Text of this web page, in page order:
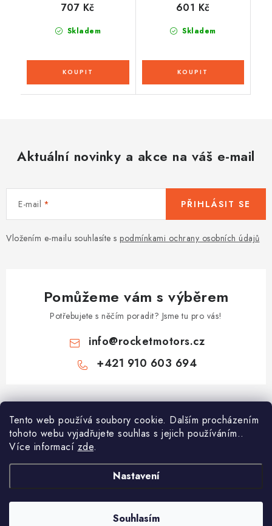
Tento web používá soubory cookie. Dalším procházením
tohoto webu vyjadřujete souhlas s jejich používáním..
Více informací zde.
Nastavení
Souhlasím
Skladem
707 Kč
Skladem
601 Kč
Aktuální novinky a akce na váš e-mail
E-mail
Vložením e-mailu souhlasíte s podmínkami ochrany osobních údajů
PŘIHLÁSIT SE
Pomůžeme vám s výběrem
Potřebujete s něčím poradit? Jsme tu pro vás!
info@rocketmotors.cz
+421 910 603 694
Z
á
Najdete nás
Informace pro vás
Dětské čtyřkolky
ROCKETMOTORS.cz. Všechna práva vyhrazena.